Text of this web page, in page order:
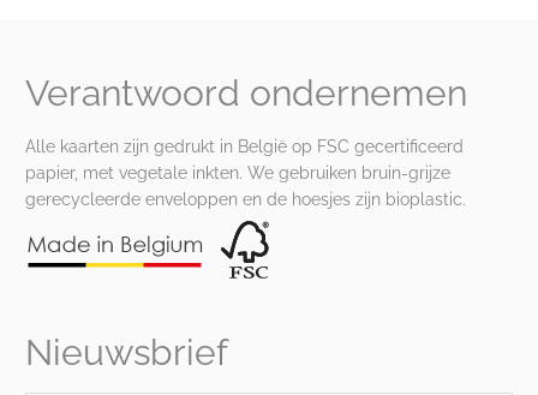
Verantwoord ondernemen
Alle kaarten zijn gedrukt in België op FSC gecertificeerd
papier, met vegetale inkten. We gebruiken bruin-grijze
gerecycleerde enveloppen en de hoesjes zijn bioplastic.
Nieuwsbrief